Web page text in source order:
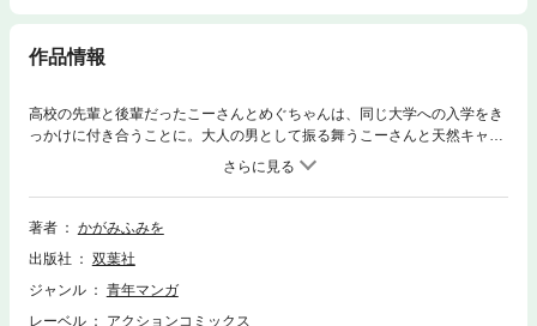
作品情報
高校の先輩と後輩だったこーさんとめぐちゃんは、同じ大学への入学をき
っかけに付き合うことに。大人の男として振る舞うこーさんと天然キャラ
のめぐちゃんの日常生活は思わず赤面することばかり！？ 彼の家の中で
過ごす２人を描く異色の日常ラブコメ！
著者
かがみふみを
出版社
双葉社
ジャンル
青年マンガ
レーベル
アクションコミックス